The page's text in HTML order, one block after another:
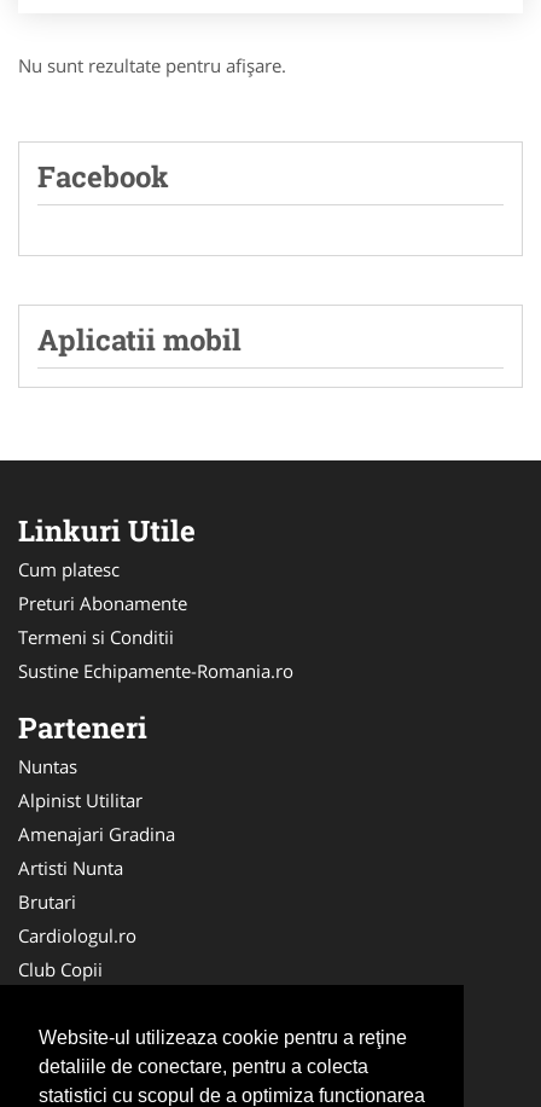
Website-ul utilizeaza cookie pentru a reţine
detaliile de conectare, pentru a colecta
statistici cu scopul de a optimiza functionarea
Nu sunt rezultate pentru afişare.
Facebook
Aplicatii mobil
Linkuri Utile
Cum platesc
Preturi Abonamente
Termeni si Conditii
Sustine Echipamente-Romania.ro
Parteneri
Nuntas
Alpinist Utilitar
Amenajari Gradina
Artisti Nunta
Brutari
Cardiologul.ro
Club Copii
Ambalaje Romania
Cabinet-Individual.ro